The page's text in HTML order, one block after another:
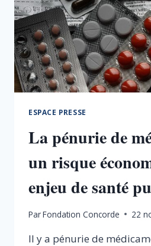
ESPACE PRESSE
La pénurie de
un risque
enjeu de santé
ParFondation Concorde 22
Il y a pénurie de